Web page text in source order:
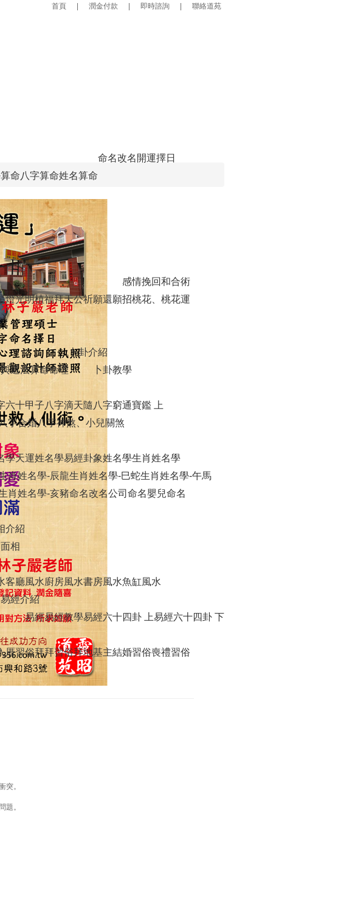
首頁 潤金付款 即時諮詢 聯絡道苑
算命八字算命姓名算命
命名改名 開運擇日
燈光明植福拜天公祈願還願
感情挽回和合術
招桃花、桃花運
道法算命命理
卜卦介紹
卜卦教學
六十甲子八字滴天隨八字窮通寶鑑 上
字合婚八字神煞、小兒關煞
學天運姓名學易經卦象姓名學生肖姓名學
肖姓名學-辰龍生肖姓名學-巳蛇生肖姓名學-午馬
肖姓名學-亥豬命名改名公司命名嬰兒命名
介紹
面相
客廳風水廚房風水書房風水魚缸風水
易經介紹
易經易經教學易經六十四卦 上易經六十四卦 下
厝習俗拜拜習俗拜地基主結婚習俗喪禮習俗
突。
題。